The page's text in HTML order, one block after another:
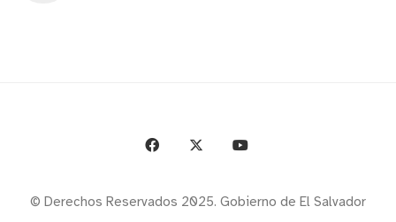
© Derechos Reservados 2025. Gobierno de El Salvador